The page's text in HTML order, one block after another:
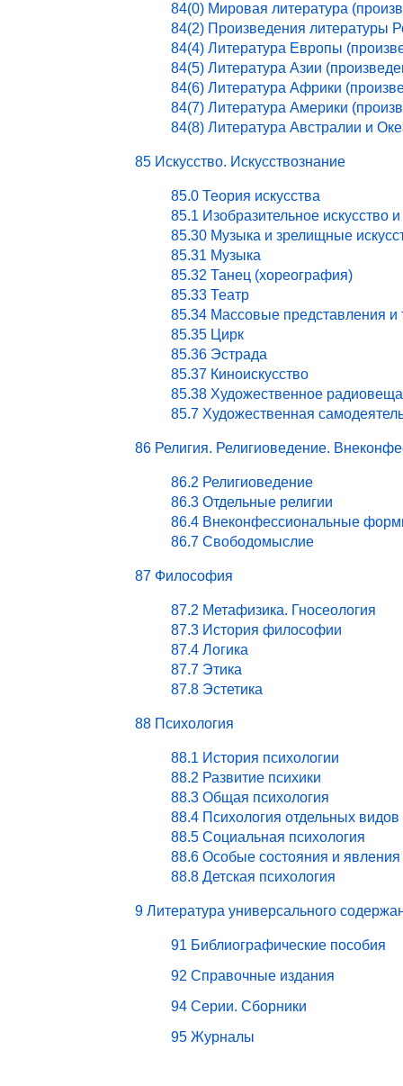
84(0) Мировая литература
84(2) Произведения литературы
84(4) Литература Европы
84(5) Литература Азии
84(6) Литература Африки
84(7) Литература Америки
84(8) Литература Австралии и
85 Искусство. Искусствознание
85.0 Теория искусства
85.1 Изобразительное искусство и
85.30 Музыка и зрелищные
85.31 Музыка
85.32 Танец (хореография)
85.33 Театр
85.34 Массовые представления и
85.35 Цирк
85.36 Эстрада
85.37 Киноискусство
85.38 Художественное
85.7 Художественная
86 Религия. Религиоведение.
86.2 Религиоведение
86.3 Отдельные религии
86.4 Внеконфессиональные
86.7 Свободомыслие
87 Философия
87.2 Метафизика. Гносеология
87.3 История философии
87.4 Логика
87.7 Этика
87.8 Эстетика
88 Психология
88.1 История психологии
88.2 Развитие психики
88.3 Общая психология
88.4 Психология отдельных
88.5 Социальная психология
88.6 Особые состояния и явления
88.8 Детская психология
9 Литература универсального
91 Библиографические пособия
92 Справочные издания
94 Серии. Сборники
95 Журналы